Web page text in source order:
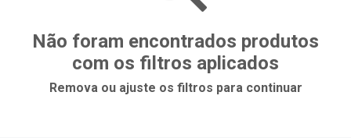
Não foram encontrados produtos
com os filtros aplicados
Remova ou ajuste os filtros para continuar